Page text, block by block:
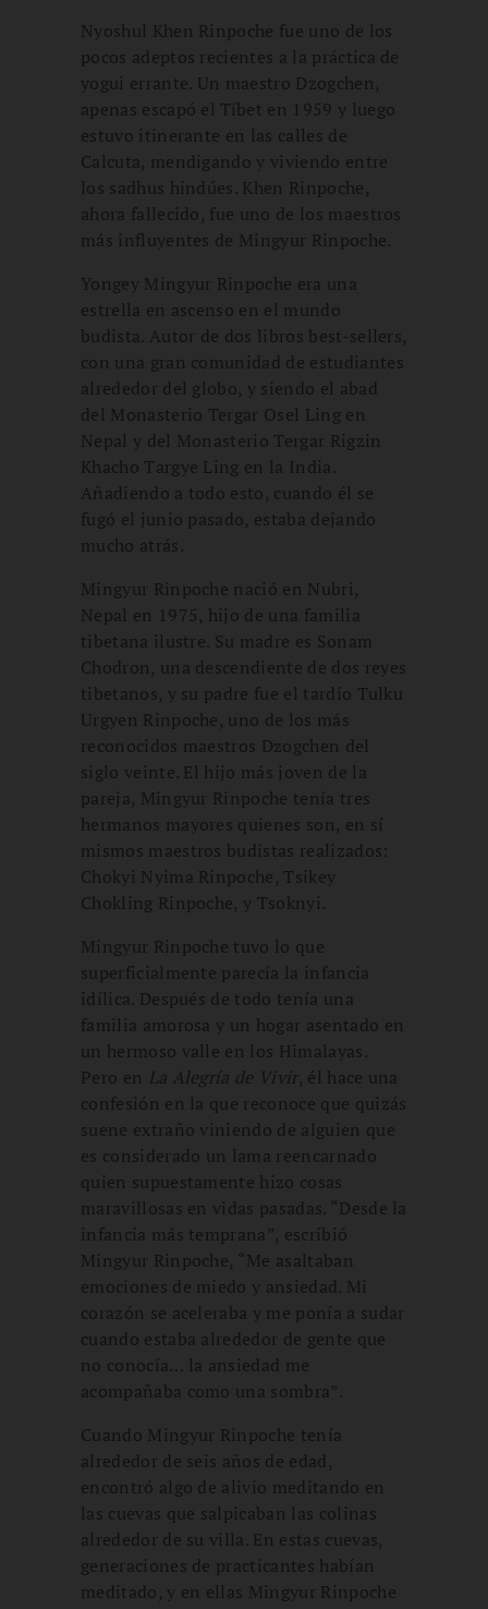
Nyoshul Khen Rinpoche fue uno de los
pocos adeptos recientes a la práctica de
yogui errante. Un maestro Dzogchen,
apenas escapó el Tíbet en 1959 y luego
estuvo itinerante en las calles de
Calcuta, mendigando y viviendo entre
los sadhus hindúes. Khen Rinpoche,
ahora fallecido, fue uno de los maestros
más influyentes de Mingyur Rinpoche.
Yongey Mingyur Rinpoche era una
estrella en ascenso en el mundo
budista. Autor de dos libros best-sellers,
con una gran comunidad de estudiantes
alrededor del globo, y siendo el abad
del Monasterio Tergar Osel Ling en
Nepal y del Monasterio Tergar Rigzin
Khacho Targye Ling en la India.
Añadiendo a todo esto, cuando él se
fugó el junio pasado, estaba dejando
mucho atrás.
Mingyur Rinpoche nació en Nubri,
Nepal en 1975, hijo de una familia
tibetana ilustre. Su madre es Sonam
Chodron, una descendiente de dos reyes
tibetanos, y su padre fue el tardío Tulku
Urgyen Rinpoche, uno de los más
reconocidos maestros Dzogchen del
siglo veinte. El hijo más joven de la
pareja, Mingyur Rinpoche tenía tres
hermanos mayores quienes son, en sí
mismos maestros budistas realizados:
Chokyi Nyima Rinpoche, Tsikey
Chokling Rinpoche, y Tsoknyi.
Mingyur Rinpoche tuvo lo que
superficialmente parecía la infancia
idílica. Después de todo tenía una
familia amorosa y un hogar asentado en
un hermoso valle en los Himalayas.
Pero en La Alegría de Vivir, él hace una
confesión en la que reconoce que quizás
suene extraño viniendo de alguien que
es considerado un lama reencarnado
quien supuestamente hizo cosas
maravillosas en vidas pasadas. “Desde la
infancia más temprana”, escribió
Mingyur Rinpoche, “Me asaltaban
emociones de miedo y ansiedad. Mi
corazón se aceleraba y me ponía a sudar
cuando estaba alrededor de gente que
no conocía… la ansiedad me
acompañaba como una sombra”.
Cuando Mingyur Rinpoche tenía
alrededor de seis años de edad,
encontró algo de alivio meditando en
las cuevas que salpicaban las colinas
alrededor de su villa. En estas cuevas,
generaciones de practicantes habían
meditado, y en ellas Mingyur Rinpoche